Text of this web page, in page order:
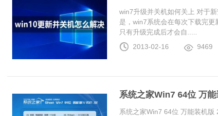
win7升级并关机如何关上 对于
是，win7系统会在每次下载完
只有升级完成后才会自.....
2013-02-16
9469
系统之家Win7 64位 万
系统之家Win7 64位 万能装机